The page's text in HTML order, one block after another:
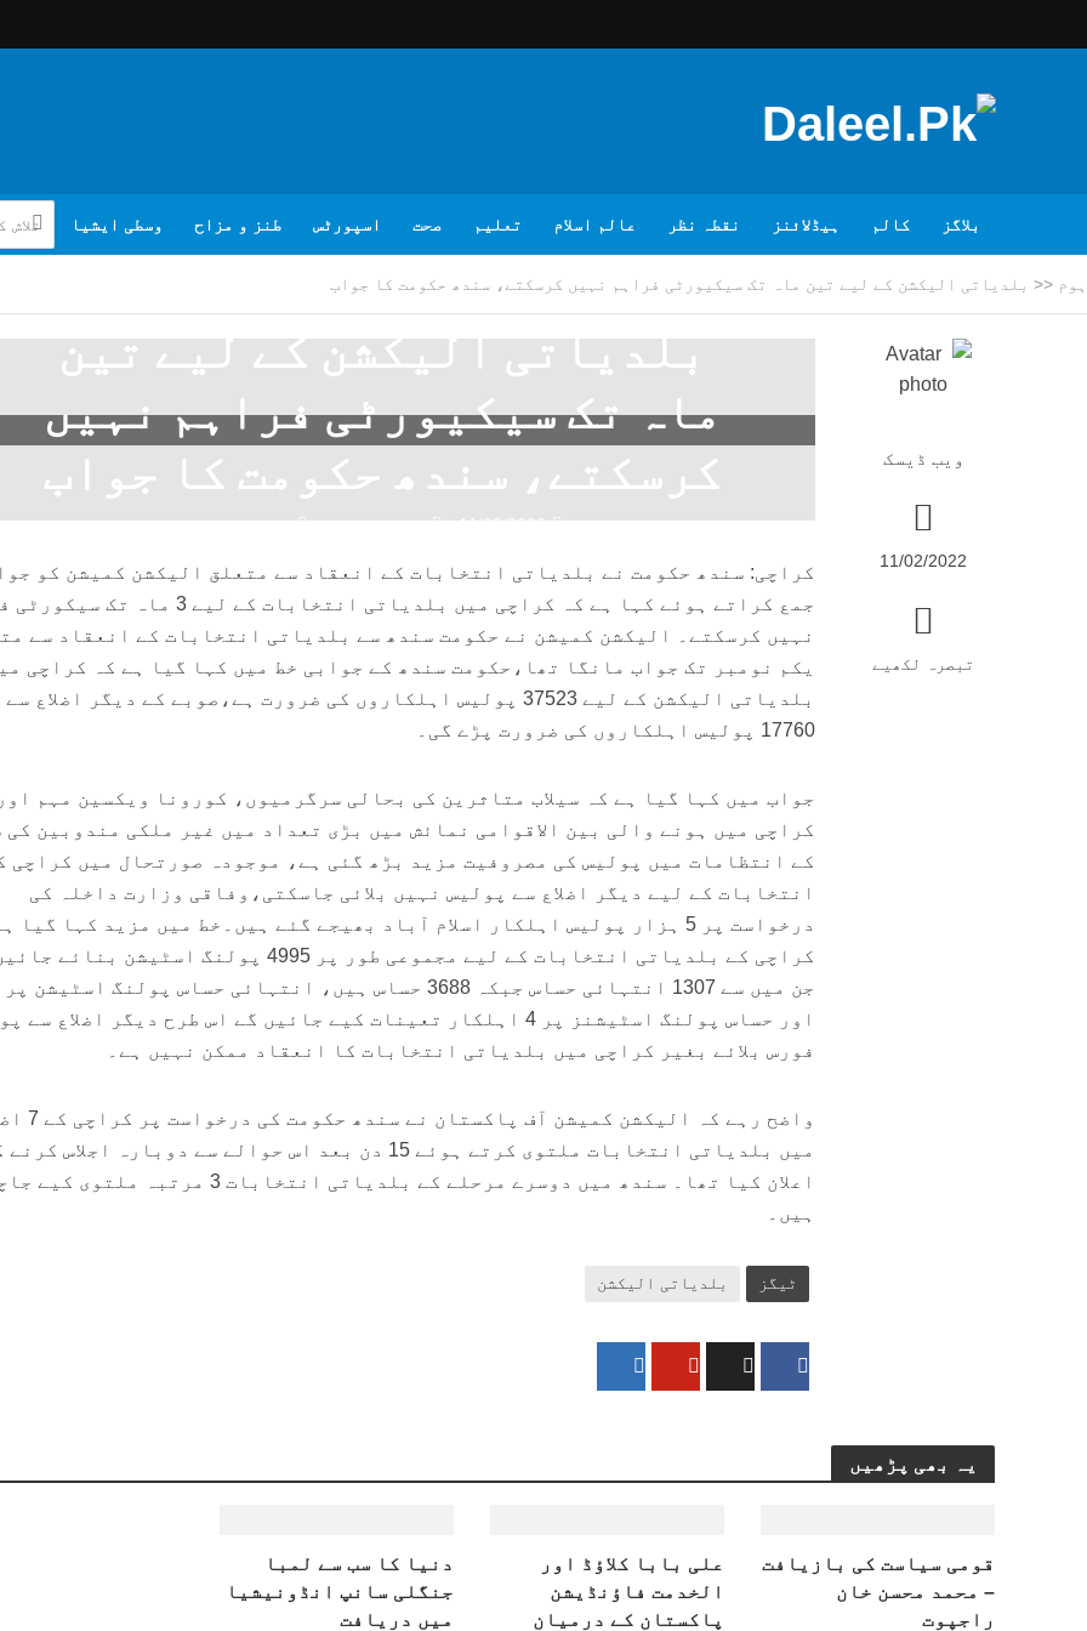
بلاگز کالم ہیڈلائنز نقطہ نظر عالم اسلام تعلیم صحت اسپورٹس طنز و مزاح وسطی ایشیا
ہوم << بلدیاتی الیکشن کے لیے تین ماہ تک سیکیورٹی فراہم نہیں کرسکتے، سندھ حکومت کا جواب
ویب ڈیسک
11/02/2022
تبصرہ لکھیے
بلدیاتی الیکشن کے لیے تین
ماہ تک سیکیورٹی فراہم نہیں
کرسکتے، سندھ حکومت کا جواب
11/02/2022 تبصرہ لکھیے ویب ڈیسک
کراچی: سندھ حکومت نے بلدیاتی انتخابات کے انعقاد سے متعلق الیکشن کمیشن کو
جمع کراتے ہوئے کہا ہے کہ کراچی میں بلدیاتی انتخابات کے لیے 3
نہیں کرسکتے۔ الیکشن کمیشن نے حکومت سندھ سے بلدیاتی انتخابات کے انعقاد سے
یکم نومبر تک جواب مانگا تھا،حکومت سندھ کے جوابی خط میں کہا گیا ہے کہ کراچی
بلدیاتی الیکشن کے لیے 37523 پولیس اہلکاروں کی ضرورت ہے،صوبے کے دیگر اضلاع سے
17760 پولیس اہلکاروں کی ضرورت پڑے گی۔
جواب میں کہا گیا ہے کہ سیلاب متاثرین کی بحالی سرگرمیوں، کورونا ویکسین مہم
کراچی میں ہونے والی بین الاقوامی نمائش میں بڑی تعداد میں غیر ملکی مندوبین کی
کے انتظامات میں پولیس کی مصروفیت مزید بڑھ گئی ہے، موجودہ صورتحال میں کراچی
انتخابات کے لیے دیگر اضلاع سے پولیس نہیں بلائی جاسکتی،وفاقی وزارت داخلہ کی
درخواست پر 5 ہزار پولیس اہلکار اسلام آباد بھیجے گئے ہیں۔خط میں مزید کہا گیا
کراچی کے بلدیاتی انتخابات کے لیے مجموعی طور پر 4995 پولنگ اسٹیشن
اور حساس پولنگ اسٹیشنز پر 4 اہلکار تعینات کیے جائیں گے اس طرح دیگر اضلاع
فورس بلائے بغیر کراچی میں بلدیاتی انتخابات کا انعقاد ممکن نہیں ہے۔
واضح رہے کہ الیکشن کمیشن
میں بلدیاتی انتخابات ملتوی کرتے ہوئے 15 دن بعد اس حوالے سے دوبارہ اجلاس
اعلان کیا تھا۔ سندھ میں دوسرے مرحلے کے بلدیاتی انتخابات 3 مرتبہ
ہیں۔
ٹیگز بلدیاتی الیکشن
یہ بھی پڑھیں
قومی سیاست کی بازیافت
– محمد محسن خان
راجپوت
علی بابا کلاؤڈ اور
الخدمت فاؤنڈیشن
پاکستان کے درمیان
دنیا کا سب سے لمبا
جنگلی سانپ انڈونیشیا
میں دریافت